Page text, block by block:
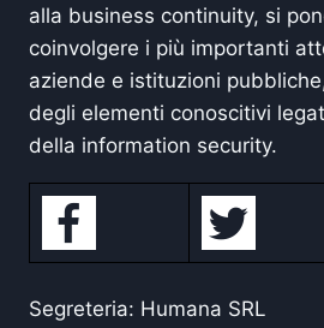
alla business continuity, si
coinvolgere i più importanti
aziende e istituzioni
degli elementi conoscitivi
della information security.
Segreteria: Humana SRL